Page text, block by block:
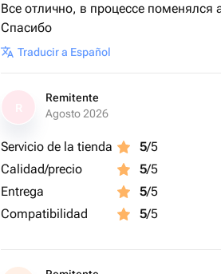
-прямой срез
-мало воды
💐Гортензия
💐Альстромерия
-вода меньше половины
💐Орхидея
-долить воды в Колбу, если это
-опрыскать цветы водой
Все отлично, в процессе поменялся
Спасибо
Traducir a Español
Remitente
Agosto 2026
Servicio de la tienda 5/5
Calidad/precio
5/5
Entrega
5/5
Compatibilidad
5/5